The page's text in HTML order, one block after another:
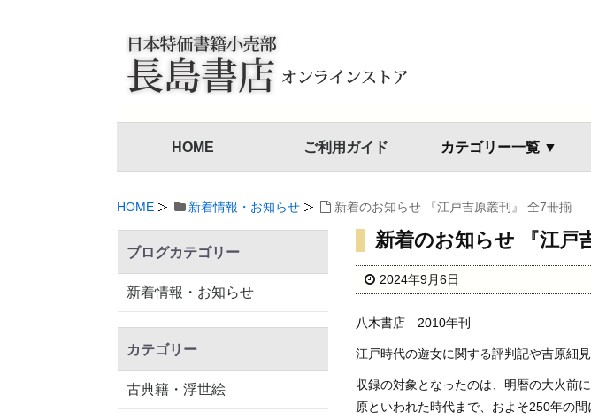
HOME ご利用ガイド カテゴリー一覧 ▼
HOME 新着情報・お知らせ 新着のお知らせ 『江戸吉原叢刊』 全7冊揃
新着のお知らせ 『江戸
2024年9月6日
八木書店 2010年刊
江戸時代の遊女に関する評判記や吉原細
収録の対象となったのは、明暦の大火前
原といわれた時代まで、およそ250年の間
ブログカテゴリー
新着情報・お知らせ
カテゴリー
古典籍・浮世絵